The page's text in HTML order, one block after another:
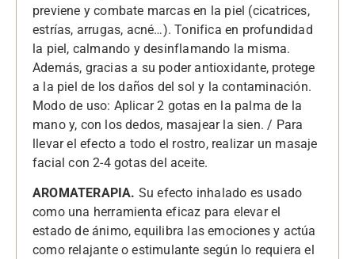
previene y combate marcas en la piel (cicatrices,
estrías, arrugas, acné…). Tonifica en profundidad
la piel, calmando y desinflamando la misma.
Además, gracias a su poder antioxidante, protege
a la piel de los daños del sol y la contaminación.
Modo de uso: Aplicar 2 gotas en la palma de la
mano y, con los dedos, masajear la sien. / Para
llevar el efecto a todo el rostro, realizar un masaje
facial con 2-4 gotas del aceite.
AROMATERAPIA. Su efecto inhalado es usado
como una herramienta eficaz para elevar el
estado de ánimo, equilibra las emociones y actúa
como relajante o estimulante según lo requiera el